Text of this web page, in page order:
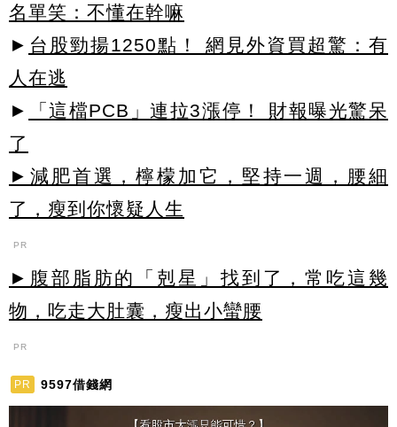
名單笑：不懂在幹嘛
► 台股勁揚1250點！ 網見外資買超驚：有
人在逃
►
「這檔PCB」連拉3漲停！ 財報曝光驚呆
了
►減肥首選，檸檬加它，堅持一週，腰細
了，瘦到你懷疑人生
PR
►腹部脂肪的「剋星」找到了，常吃這幾
物，吃走大肚囊，瘦出小蠻腰
PR
PR 9597借錢網